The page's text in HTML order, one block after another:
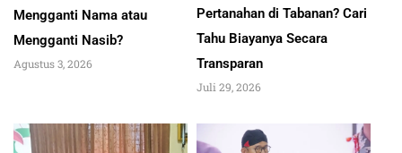
Mengganti Nama atau
Mengganti Nasib?
Agustus 3, 2026
Pertanahan di Tabanan? Cari
Tahu Biayanya Secara
Transparan
Juli 29, 2026